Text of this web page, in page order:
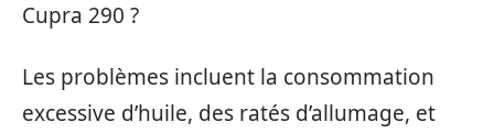
Cupra 290 ?
Les problèmes incluent la consommation
excessive d’huile, des ratés d’allumage, et